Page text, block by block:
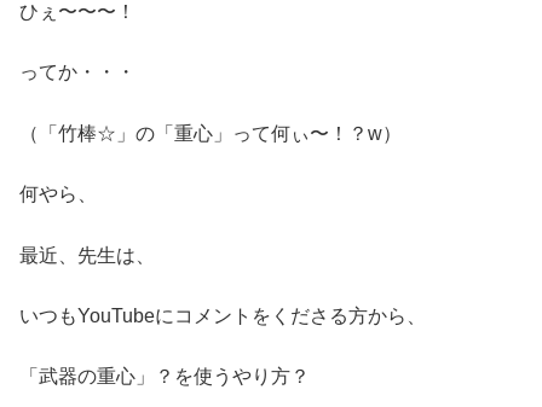
ひぇ〜〜〜！
ってか・・・
（「竹棒☆」の「重心」って何ぃ〜！？w）
何やら、
最近、先生は、
いつもYouTubeにコメントをくださる方から、
「武器の重心」？を使うやり方？